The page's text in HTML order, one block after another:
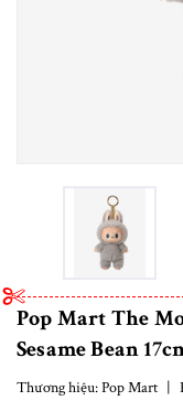
Pop Mart The
Sesame Bean
Thương hiệu:Pop Mart